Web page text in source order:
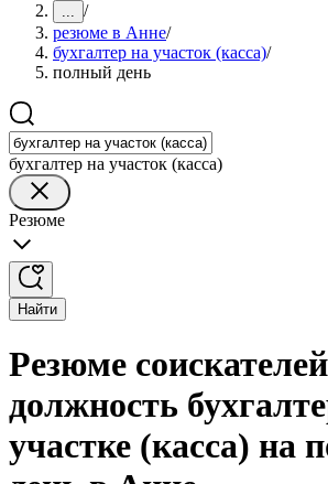
... /
резюме в Анне/
бухгалтер на участок (касса)/
полный день
бухгалтер на участок (касса)
Резюме
Найти
Резюме
должность
участке (касса) на